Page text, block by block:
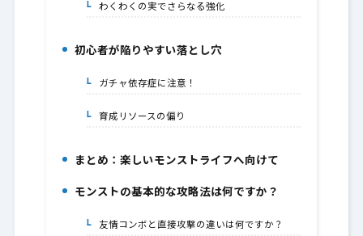
2-5.わくわくの実でさらなる強化
3.初心者が陥りやすい落とし穴
3-1.ガチャ依存症に注意！
3-2.育成リソースの偏り
まとめ：楽しいモンストライフへ向けて
モンストの基本的な攻略法は何ですか？
5-1.友情コンボと直接攻撃の違いは何ですか？